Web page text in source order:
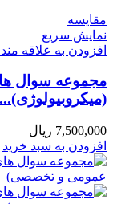
مقايسه
نمایش سریع
افزودن به علاقه
مجموعه سوال
(میکروبیولوژی)...
7,500,000 ریال
افزودن به سبد خرید